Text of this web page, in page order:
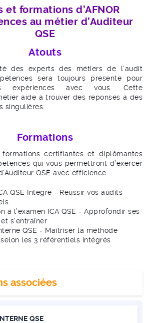
et formations d’AFNOR
au métier d’Auditeur
QSE
Atouts
des experts des métiers de l’audit
sera toujours présente pour
expériences avec vous. Cette
aide à trouver des réponses à des
singulières.
Formations
formations certifiantes et diplômantes
qui vous permettront d’exercer
QSE avec efficience :
QSE Intégré - Réussir vos audits
l’examen ICA QSE - Approfondir ses
s’entraîner
QSE - Maîtriser la méthode
les 3 référentiels intégrés
associées
QSE